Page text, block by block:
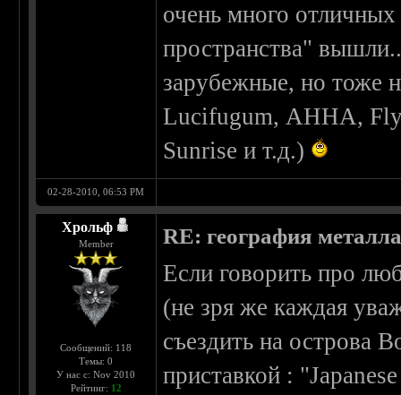
очень много
пространства"
зарубежные, но тоже
Lucifugum, АННА,
Sunrise и т.д.)
02-28-2010, 06:53 PM
Хрольф
Member
Сообщений: 118
Темы: 0
У нас с: Nov 2010
Рейтинг: 12
RE: география
Если говорить про
(не зря же каждая
съездить на острова
приставкой :